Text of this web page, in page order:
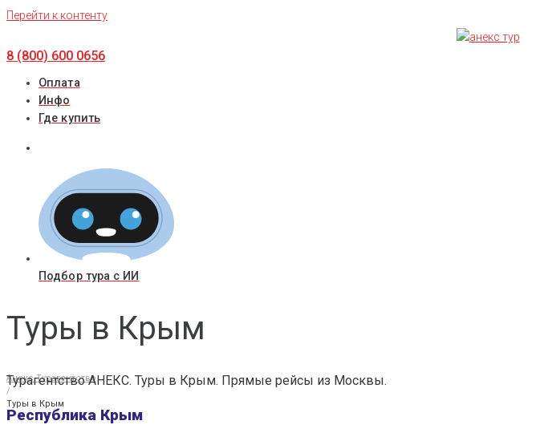
Перейти к контенту
8 (800) 600 0656
Оплата
Инфо
Где купить
Подбор тура с ИИ
Туры в Крым
Анекс Турагентство
/
Туры в Крым
Турагентство АНЕКС. Туры в Крым. Прямые рейсы из Москвы.
Республика Крым